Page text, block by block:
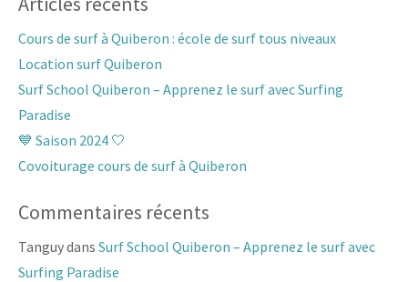
Cours de surf à Quiberon : école de surf tous niveaux
Location surf Quiberon
Surf School Quiberon – Apprenez le surf avec Surfing
Paradise
💙 Saison 2024 🤍
Covoiturage cours de surf à Quiberon
Commentaires récents
Tanguydans Surf School Quiberon – Apprenez le surf avec
Surfing Paradise